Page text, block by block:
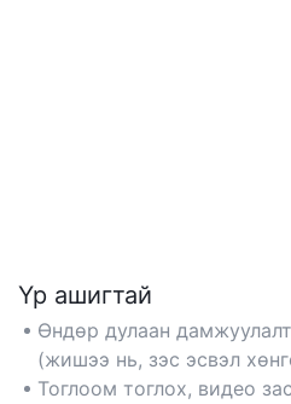
Үр ашигтай
Өндөр дулаан
(жишээ нь, зэс эсвэл
компьютерын CPU-ийн
Тоглоом тоглох, видео